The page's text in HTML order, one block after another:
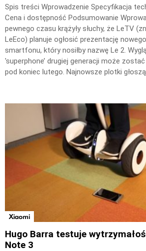
Spis treści Wprowadzenie Specyfikacja
Cena i dostępność Podsumowanie
pewnego czasu krążyły słuchy, że LeTV
LeEco) planuje ogłosić prezentację
smartfonu, który nosiłby nazwę Le 2.
'superphone’ drugiej generacji może
pod koniec lutego. Najnowsze plotki
Xiaomi
Hugo Barra testuje
Note 3